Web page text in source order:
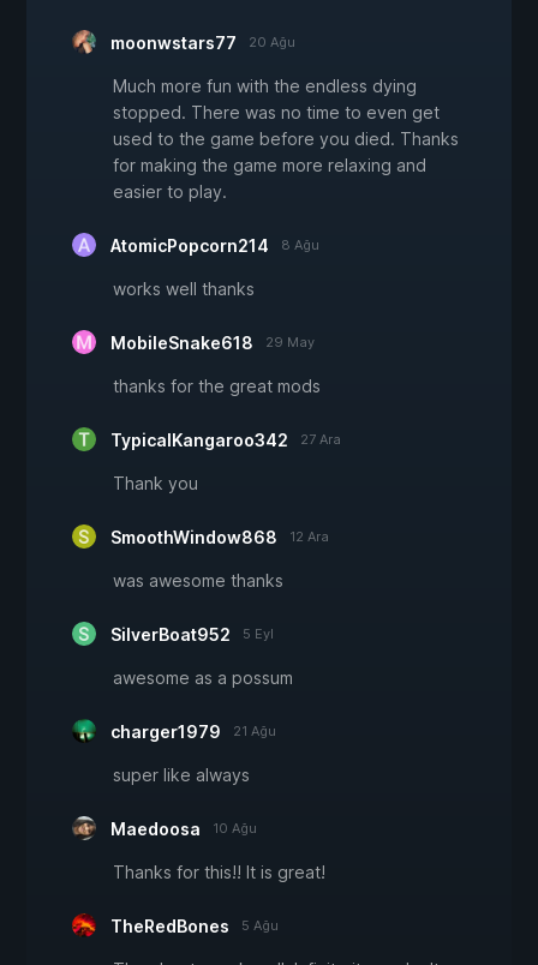
moonwstars77 20 Ağu
Much more fun with the endless dying
stopped. There was no time to even get
used to the game before you died. Thanks
for making the game more relaxing and
easier to play.
AtomicPopcorn214 8 Ağu
works well thanks
MobileSnake618 29 May
thanks for the great mods
TypicalKangaroo342 27 Ara
Thank you
SmoothWindow868 12 Ara
was awesome thanks
SilverBoat952 5 Eyl
awesome as a possum
charger1979 21 Ağu
super like always
Maedoosa 10 Ağu
Thanks for this!! It is great!
TheRedBones 5 Ağu